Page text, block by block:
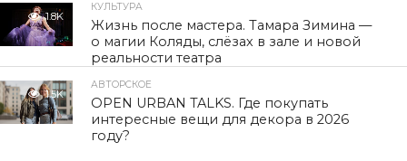
1.8K
КУЛЬТУРА
Жизнь после мастера. Тамара Зимина —
о магии Коляды, слёзах в зале и новой
реальности театра
1.5K
АВТОРСКОЕ
OPEN URBAN TALKS. Где покупать
интересные вещи для декора в 2026
году?